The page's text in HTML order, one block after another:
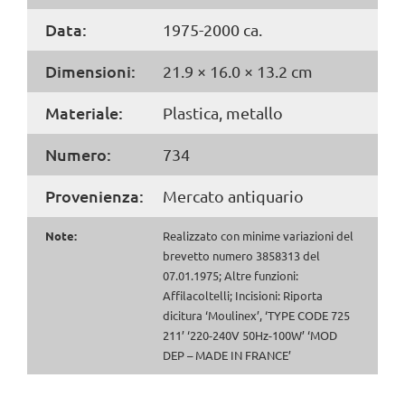
Data: 1975-2000 ca.
Dimensioni: 21.9 × 16.0 × 13.2 cm
Materiale: Plastica, metallo
Numero: 734
Provenienza: Mercato antiquario
Note:
Realizzato con minime variazioni del
brevetto numero 3858313 del
07.01.1975; Altre funzioni:
Affilacoltelli; Incisioni: Riporta
dicitura ‘Moulinex’, ‘TYPE CODE 725
211’ ‘220-240V 50Hz-100W’ ‘MOD
DEP – MADE IN FRANCE’